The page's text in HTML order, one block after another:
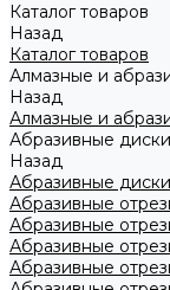
Каталог товаров
Назад
Каталог товаров
Алмазные и
Назад
Алмазные и
Абразивные
Назад
Абразивные
Абразивные
Абразивные
Абразивные
Абразивные